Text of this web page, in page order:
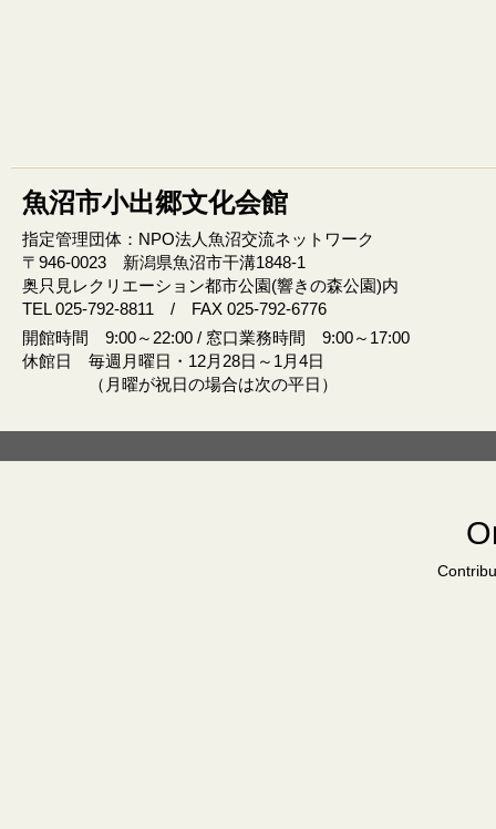
魚沼市小出郷文化会館
指定管理団体：NPO法人魚沼交流ネットワーク
〒946‐0023 新潟県魚沼市干溝1848‐1
奥只見レクリエーション都市公園(響きの森公園)内
TEL 025-792-8811 / FAX 025-792-6776
開館時間 9:00～22:00 / 窓口業務時間 9:00～17:00
休館日 毎週月曜日・12月28日～1月4日
（月曜が祝日の場合は次の平日）